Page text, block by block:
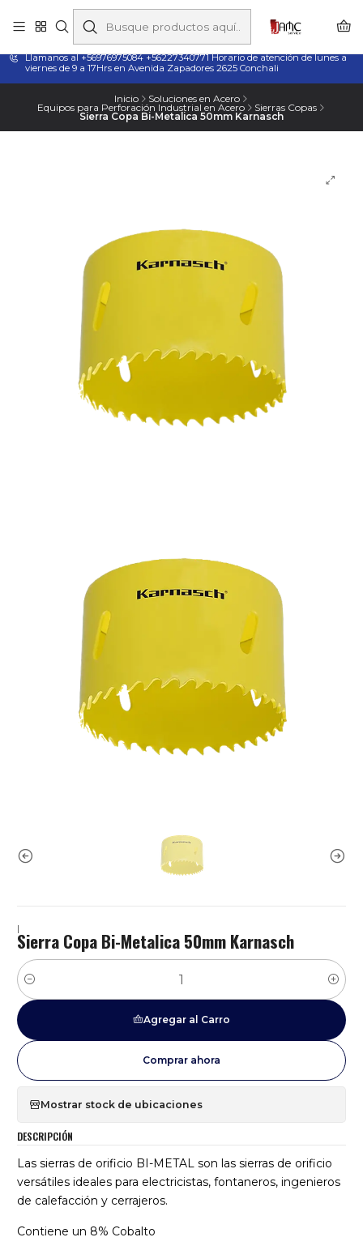
Taladros Magnéticos en Chile | Venta, Arriendo y Servicio
Técnico
Llamanos al +56976975084 +56227340771 Horario de atención de lunes a
viernes de 9 a 17Hrs en Avenida Zapadores 2625 Conchali
Inicio Soluciones en Acero
Equipos para Perforación Industrial en Acero Sierras Copas
Sierra Copa Bi-Metalica 50mm Karnasch
|
Sierra Copa Bi-Metalica 50mm Karnasch
Cantidad
Agregar al Carro
Comprar ahora
Mostrar stock de ubicaciones
DESCRIPCIÓN
Las sierras de orificio BI-METAL son las sierras de orificio
versátiles ideales para electricistas, fontaneros, ingenieros
de calefacción y cerrajeros.
Contiene un 8% Cobalto